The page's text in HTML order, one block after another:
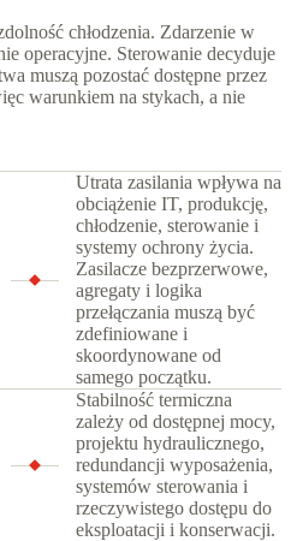
chłodzenia. Zdarzenie w
operacyjne. Sterowanie decyduje
muszą pozostać dostępne przez
warunkiem na stykach, a nie
Utrata zasilania wpływa na
obciążenie IT, produkcję,
chłodzenie, sterowanie i
systemy ochrony życia.
Zasilacze bezprzerwowe,
agregaty i logika
przełączania muszą być
zdefiniowane i
skoordynowane od
samego początku.
Stabilność termiczna
zależy od dostępnej mocy,
projektu hydraulicznego,
redundancji wyposażenia,
systemów sterowania i
rzeczywistego dostępu do
eksploatacji i konserwacji.